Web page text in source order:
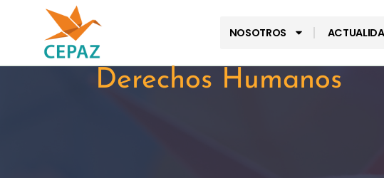
NOSOTROS
Derechos Humanos